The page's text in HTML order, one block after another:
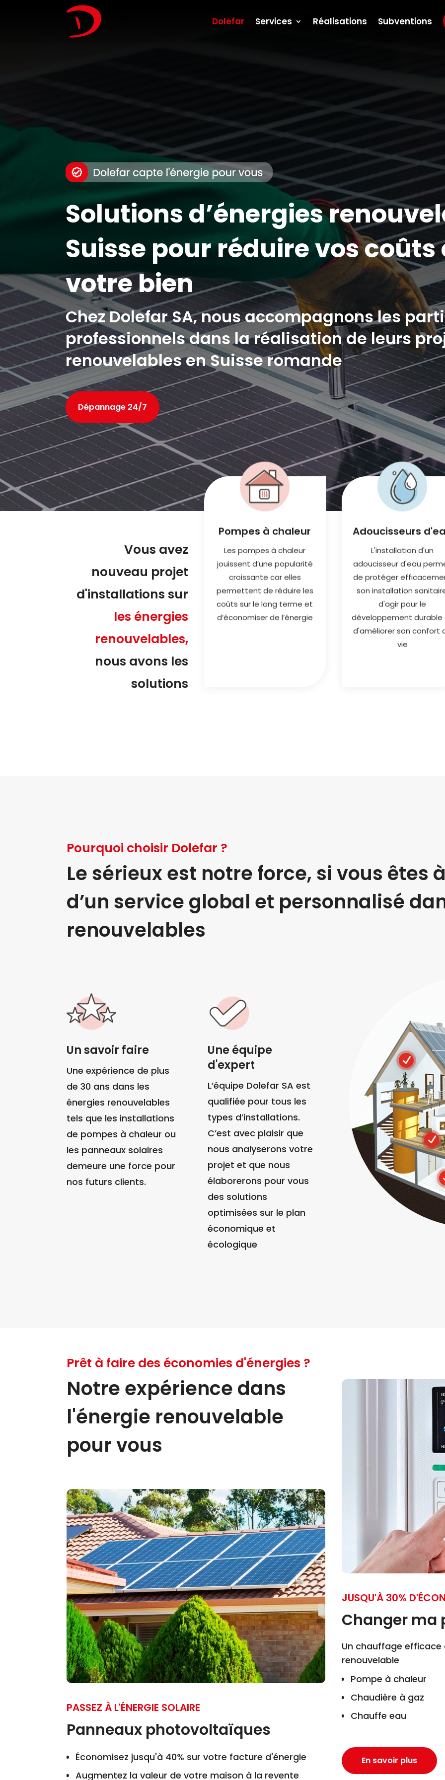
Dolefar Services Réalisations Subventions
Solutions d’énergies
Suisse pour réduire vos
votre bien
Chez Dolefar SA, nous accompagnons les
professionnels dans la réalisation de leurs
renouvelables en Suisse romande
Dépannage 24/7
Vous avez
nouveau projet
d'installations sur
les énergies
renouvelables,
nous avons les
solutions
Pompes à chaleur
Les pompes à chaleur
jouissent d’une popularité
croissante car elles
permettent de réduire les
coûts sur le long terme et
d’économiser de l’énergie
Vous voulez chauffer
votre maison avec un
générateur de chaleur
d’avenir au coût
raisonnable, bénéficier
d’une température
faire des économies
d’énergie et préserver
Adoucisseurs
L'installation d'un
adoucisseur d'eau
de protéger
son installation
d'agir pour le
développement
d'améliorer son confort
vie
écarte durablement le
calcaire et permet
d’adoucir l’eau pour
longue durée. Le
calcaire entraîne des
problèmes
des pannes
d’équipements
électroménagers et
factures exorbitantes.
Pourquoi choisir Dolefar ?
Le sérieux est notre force, si vous êtes
d’un service global et personnalisé
renouvelables
Un savoir faire
Une expérience de plus
de 30 ans dans les
énergies renouvelables
tels que les installations
de pompes à chaleur ou
les panneaux solaires
demeure une force pour
nos futurs clients.
Une équipe
d'expert
L’équipe Dolefar SA est
qualifiée pour tous les
types d’installations.
C’est avec plaisir que
nous analyserons votre
projet et que nous
élaborerons pour vous
des solutions
optimisées sur le plan
économique et
écologique
N
N
Prêt à faire des économies d'énergies ?
Notre expérience dans
l'énergie renouvelable
pour vous
PASSEZ À L'ÉNERGIE SOLAIRE
Panneaux photovoltaïques
Économisez jusqu'à 40% sur votre facture d'énergie
Augmentez la valeur de votre maison à la revente
JUSQU'À 30%
Changer ma
Un chauffage
renouvelable
Pompe à chaleur
Chaudière à gaz
Chauffe eau
En savoir plus